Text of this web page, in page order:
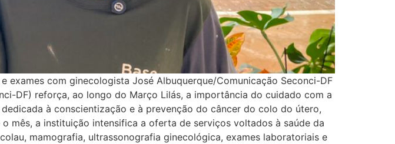
exames com ginecologista José Albuquerque/Comunicação Seconci-DF
DF) reforça, ao longo do Março Lilás, a importância do cuidado com a
à conscientização e à prevenção do câncer do colo do útero,
mês, a instituição intensifica a oferta de serviços voltados à saúde da
mamografia, ultrassonografia ginecológica, exames laboratoriais e